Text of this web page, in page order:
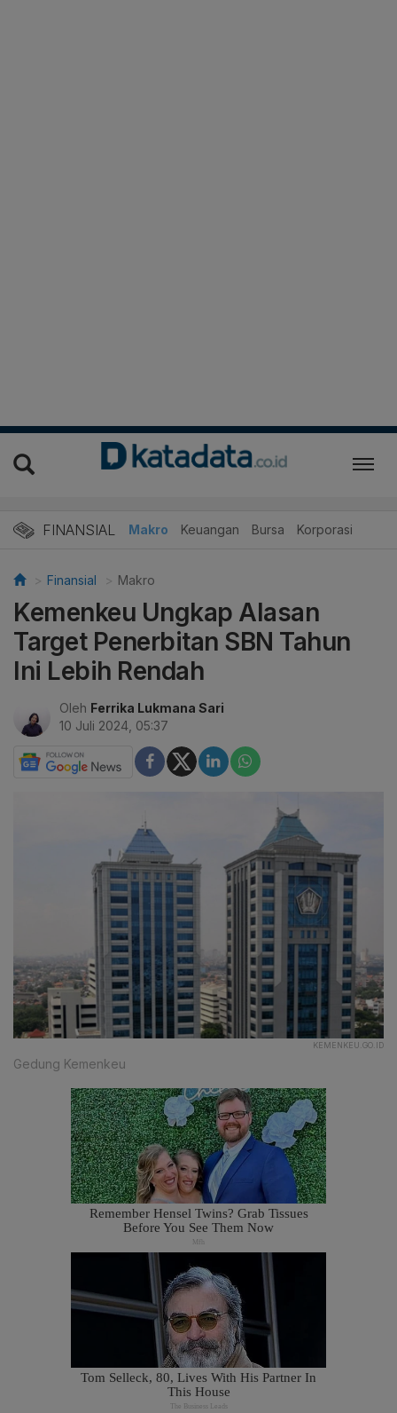
FINANSIAL Makro Keuangan Bursa Korporasi
Finansial Makro
Kemenkeu Ungkap Alasan
Target Penerbitan SBN Tahun
Ini Lebih Rendah
Oleh Ferrika Lukmana Sari
10 Juli 2024, 05:37
KEMENKEU.GO.ID
Gedung Kemenkeu